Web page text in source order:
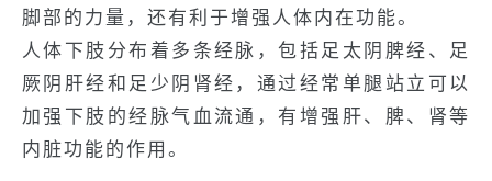
脚部的力量，还有利于增强人体内在功能。
人体下肢分布着多条经脉，包括足太阴脾经、足
厥阴肝经和足少阴肾经，通过经常单腿站立可以
加强下肢的经脉气血流通，有增强肝、脾、肾等
内脏功能的作用。